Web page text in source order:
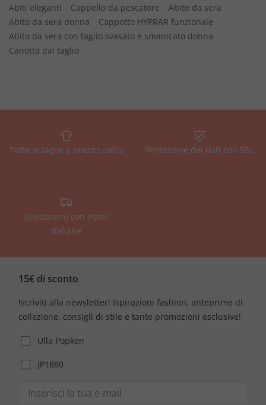
Abiti eleganti
Cappello da pescatore
Abito da sera
Abito da sera donna
Cappotto HYPRAR funzionale
Abito da sera con taglio svasato e smanicato donna
Canotta dal taglio
Tutte le taglie a prezzo unico Protezione dei dati con SSL
Spedizione con Poste
Italiane
15€ di sconto
Iscriviti alla newsletter! Ispirazioni fashion, anteprime di
collezione, consigli di stile e tante promozioni esclusive!
Ulla Popken
JP1880